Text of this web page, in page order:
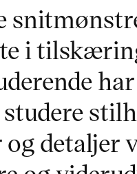
i
detaljer